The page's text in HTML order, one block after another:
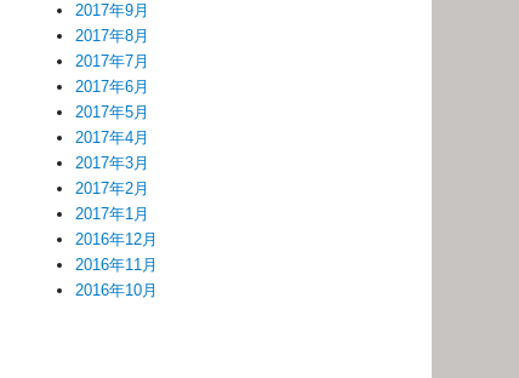
2017年9月
2017年8月
2017年7月
2017年6月
2017年5月
2017年4月
2017年3月
2017年2月
2017年1月
2016年12月
2016年11月
2016年10月